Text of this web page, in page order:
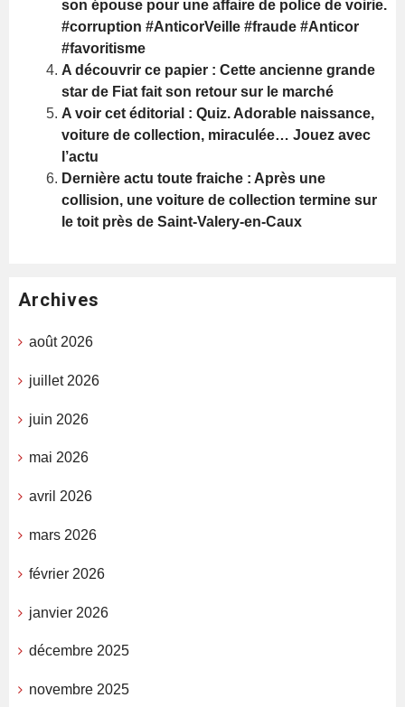
son épouse pour une affaire de police de voirie.
#corruption #AnticorVeille #fraude #Anticor
#favoritisme
A découvrir ce papier : Cette ancienne grande
star de Fiat fait son retour sur le marché
A voir cet éditorial : Quiz. Adorable naissance,
voiture de collection, miraculée… Jouez avec
l’actu
Dernière actu toute fraiche : Après une
collision, une voiture de collection termine sur
le toit près de Saint-Valery-en-Caux
Archives
août 2026
juillet 2026
juin 2026
mai 2026
avril 2026
mars 2026
février 2026
janvier 2026
décembre 2025
novembre 2025